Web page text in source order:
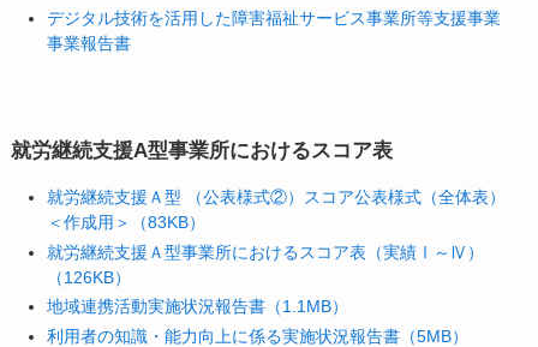
デジタル技術を活用した障害福祉サービス事業所等支援事業
事業報告書
就労継続支援A型事業所におけるスコア表
就労継続支援Ａ型 （公表様式②）スコア公表様式（全体表）
＜作成用＞（83KB）
就労継続支援Ａ型事業所におけるスコア表（実績Ⅰ～Ⅳ）
（126KB）
地域連携活動実施状況報告書（1.1MB）
利用者の知識・能力向上に係る実施状況報告書（5MB）